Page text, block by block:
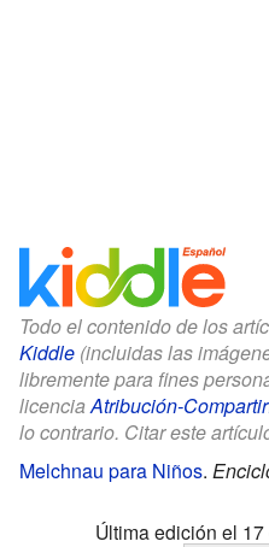
Todo el contenido de los
Kiddle (incluidas las
libremente para fines
licenciaAtribución-
lo contrario. Citar este
Melchnau para Niños.
Última edición el